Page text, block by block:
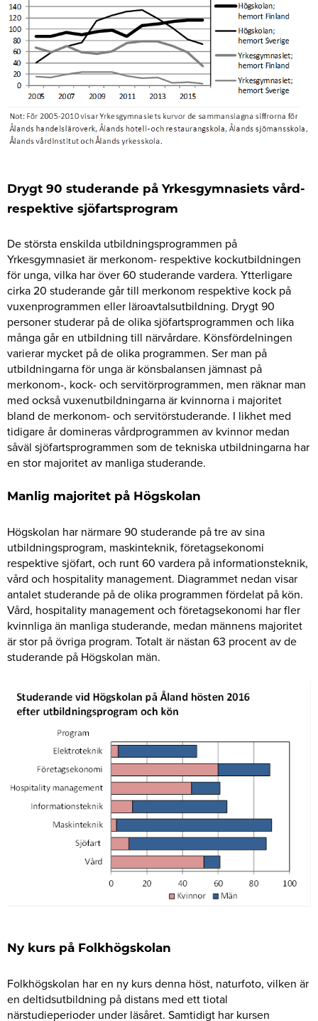
Drygt 90 studerande på Yrkesgymnasiets vård-
respektive sjöfartsprogram
De största enskilda utbildningsprogrammen på
Yrkesgymnasiet är merkonom- respektive kockutbildningen
för unga, vilka har över 60 studerande vardera. Ytterligare
cirka 20 studerande går till merkonom respektive kock på
vuxenprogrammen eller läroavtalsutbildning. Drygt 90
personer studerar på de olika sjöfartsprogrammen och lika
många går en utbildning till närvårdare. Könsfördelningen
varierar mycket på de olika programmen. Ser man på
utbildningarna för unga är könsbalansen jämnast på
merkonom-, kock- och servitörprogrammen, men räknar man
med också vuxenutbildningarna är kvinnorna i majoritet
bland de merkonom- och servitörstuderande. I likhet med
tidigare år domineras vårdprogrammen av kvinnor medan
såväl sjöfartsprogrammen som de tekniska utbildningarna har
en stor majoritet av manliga studerande.
Manlig majoritet på Högskolan
Högskolan har närmare 90 studerande på tre av sina
utbildningsprogram, maskinteknik, företagsekonomi
respektive sjöfart, och runt 60 vardera på informationsteknik,
vård och hospitality management. Diagrammet nedan visar
antalet studerande på de olika programmen fördelat på kön.
Vård, hospitality management och företagsekonomi har fler
kvinnliga än manliga studerande, medan männens majoritet
är stor på övriga program. Totalt är nästan 63 procent av de
studerande på Högskolan män.
Ny kurs på Folkhögskolan
Folkhögskolan har en ny kurs denna höst, naturfoto, vilken är
en deltidsutbildning på distans med ett tiotal
närstudieperioder under läsåret. Samtidigt har kursen